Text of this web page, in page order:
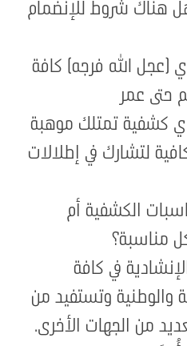
هناك شروط للإنضمام
(عجل الله فرجه) كافة
حتى عمر
اي كشفية تمتلك موهبة
لتشارك في إطلالات
الكشفية أم
مناسبة؟
في كافة
والوطنية وتستفيد من
من الجهات الأخرى.